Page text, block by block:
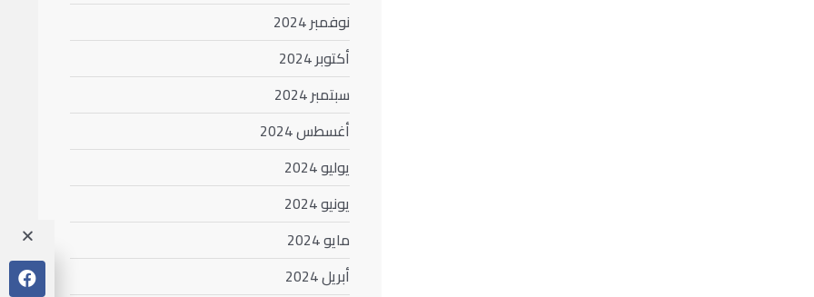
نوفمبر 2024
أكتوبر 2024
سبتمبر 2024
أغسطس 2024
يوليو 2024
يونيو 2024
مايو 2024
أبريل 2024